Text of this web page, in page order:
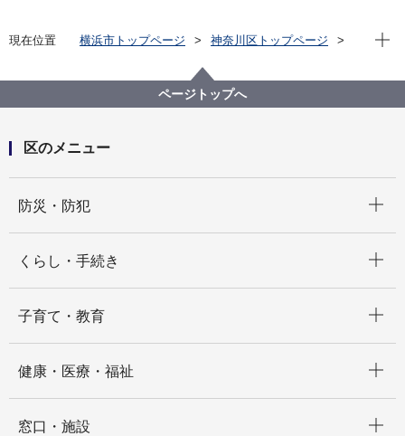
現在位置 横浜市トップページ
神奈川区トップページ
現在
ページトップへ
区のメニュー
防災・防犯
くらし・手続き
子育て・教育
健康・医療・福祉
窓口・施設